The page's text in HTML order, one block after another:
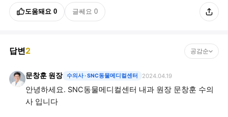
도움돼요 0 글쎄요 0
답변2 공감순
문창훈 원장 수의사· SNC동물메디컬센터 2024.04.19
안녕하세요. SNC동물메디컬센터 내과 원장 문창훈 수의
사 입니다